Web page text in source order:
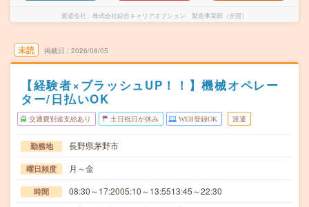
派遣会社 株式会社綜合キャリアオプション 製造事業部（全国）
未読 掲載日 2026/08/05
【経験者×ブラッシュUP！！】機械オペレー
ター/日払いOK
交通費別途支給あり 土日祝日が休み WEB登録OK 派遣
勤務地 長野県茅野市
曜日頻度 月～金
時間 08:30～17:2005:10～13:5513:45～22:30